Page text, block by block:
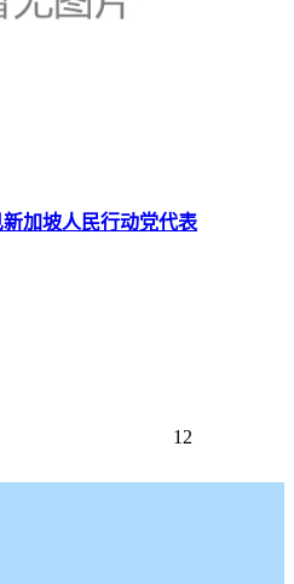
加坡人民行动党代表
12